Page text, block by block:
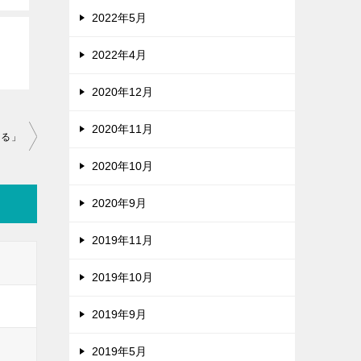
」
2022年5月
2022年4月
2020年12月
2020年11月
2020年10月
2020年9月
2019年11月
2019年10月
2019年9月
2019年5月